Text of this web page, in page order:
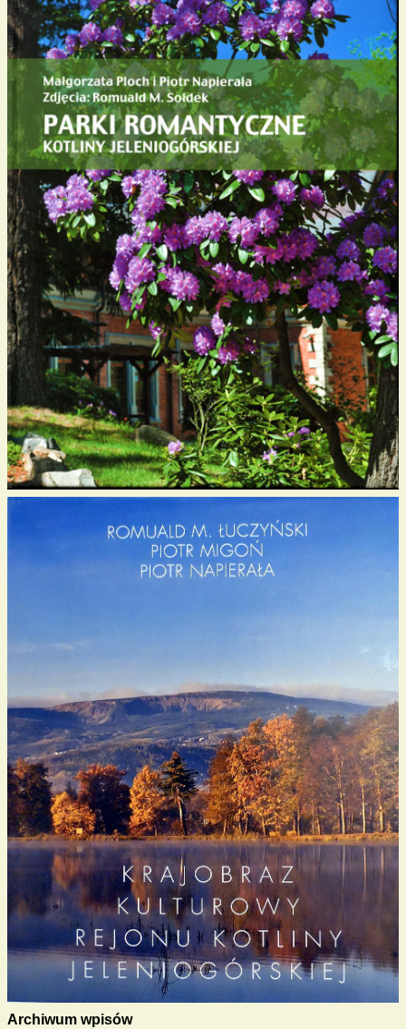
Archiwum wpisów